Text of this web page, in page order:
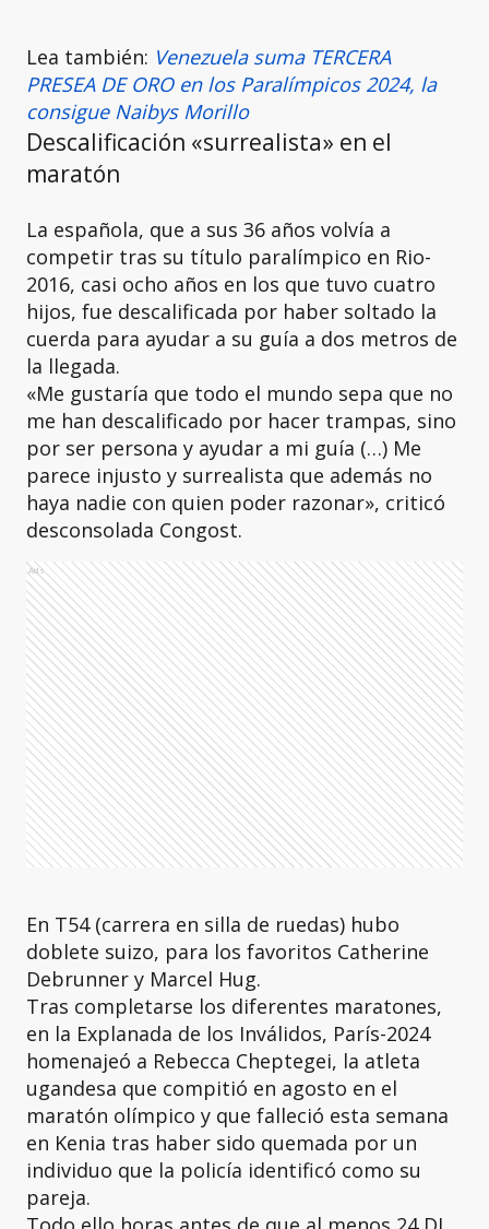
Lea también: Venezuela suma TERCERA
PRESEA DE ORO en los Paralímpicos 2024, la
consigue Naibys Morillo
Descalificación «surrealista» en el
maratón
La española, que a sus 36 años volvía a
competir tras su título paralímpico en Rio-
2016, casi ocho años en los que tuvo cuatro
hijos, fue descalificada por haber soltado la
cuerda para ayudar a su guía a dos metros de
la llegada.
«Me gustaría que todo el mundo sepa que no
me han descalificado por hacer trampas, sino
por ser persona y ayudar a mi guía (…) Me
parece injusto y surrealista que además no
haya nadie con quien poder razonar», criticó
desconsolada Congost.
Ads
En T54 (carrera en silla de ruedas) hubo
doblete suizo, para los favoritos Catherine
Debrunner y Marcel Hug.
Tras completarse los diferentes maratones,
en la Explanada de los Inválidos, París-2024
homenajeó a Rebecca Cheptegei, la atleta
ugandesa que compitió en agosto en el
maratón olímpico y que falleció esta semana
en Kenia tras haber sido quemada por un
individuo que la policía identificó como su
pareja.